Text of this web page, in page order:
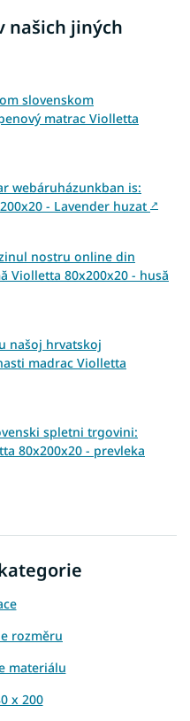
našich jiných
slovenskom
matrac Violletta
webáruházunkban is:
- Lavender huzat ↗
nostru online din
Violletta 80x200x20 - husă
našoj hrvatskoj
madrac Violletta
spletni trgovini:
80x200x20 - prevleka
rozměru
materiálu
x 200